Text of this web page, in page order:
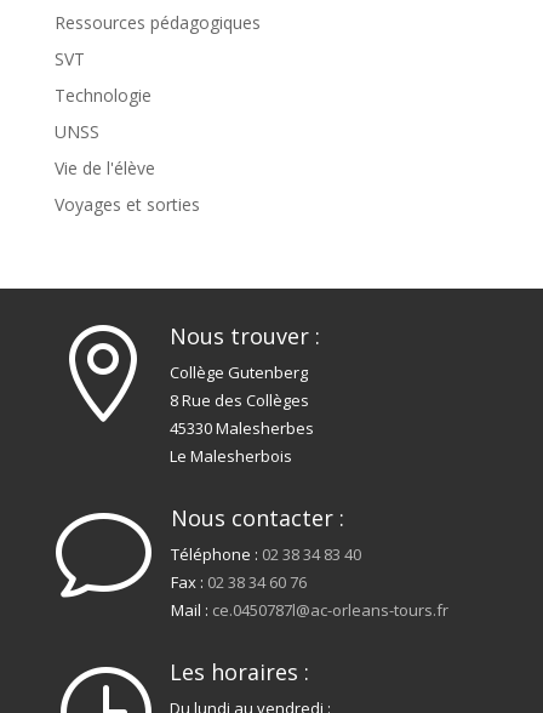
Ressources pédagogiques
SVT
Technologie
UNSS
Vie de l'élève
Voyages et sorties
 Nous trouver :
Collège Gutenberg
8 Rue des Collèges
45330 Malesherbes
Le Malesherbois
v Nous contacter :
Téléphone : 02 38 34 83 40
Fax : 02 38 34 60 76
Mail : ce.0450787l@ac-orleans-tours.fr
Les horaires :